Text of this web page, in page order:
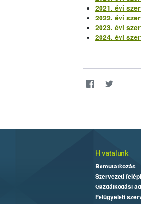
2021. évi
2022. évi
2023. évi
2024. évi
Hivatalunk
Bemutatkozás
Szervezeti
Gazdálkodási
Felügyeleti